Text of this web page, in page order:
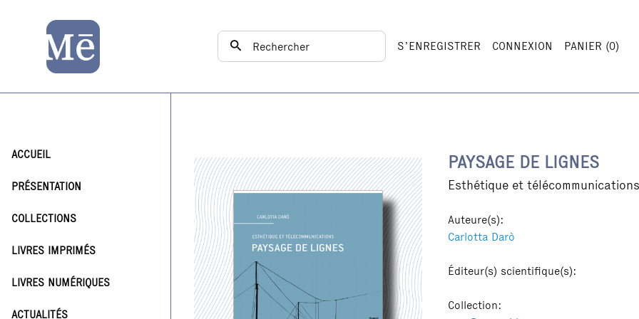
S’ENREGISTRER CONNEXION PANIER (0)
ACCUEIL
PRÉSENTATION
COLLECTIONS
LIVRES IMPRIMÉS
LIVRES NUMÉRIQUES
ACTUALITÉS
PAYSAGE DE LIGNES
Esthétique et télécommunications
Auteure(s):
Carlotta Darò
Éditeur(s) scientifique(s):
Collection: